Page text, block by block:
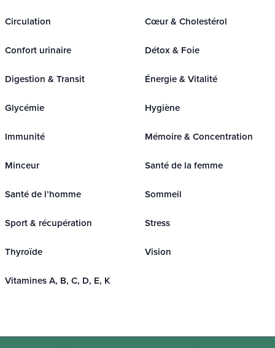
Circulation Cœur & Cholestérol
Confort urinaire Détox & Foie
Digestion & Transit Énergie & Vitalité
Glycémie Hygiène
Immunité Mémoire & Concentration
Minceur Santé de la femme
Santé de l’homme Sommeil
Sport & récupération Stress
Thyroïde Vision
Vitamines A, B, C, D, E, K